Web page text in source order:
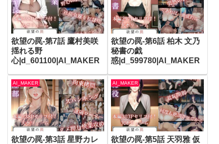
欲望の罠-第7話 鷹村美咲
揺れる野
心|d_601100|AI_MAKER
欲望の罠-第6話 柏木 文乃
秘書の戯
惑|d_599780|AI_MAKER
AI_MAKER
欲望の罠-第3話 星野カレ
AI_MAKER
欲望の罠-第5話 天羽雅 仮